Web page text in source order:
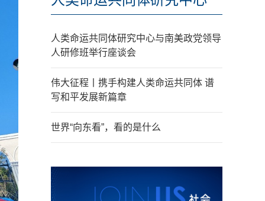
人类命运共同体研究中心与南美政党领导
人研修班举行座谈会
伟大征程丨携手构建人类命运共同体 谱
写和平发展新篇章
世界“向东看”，看的是什么